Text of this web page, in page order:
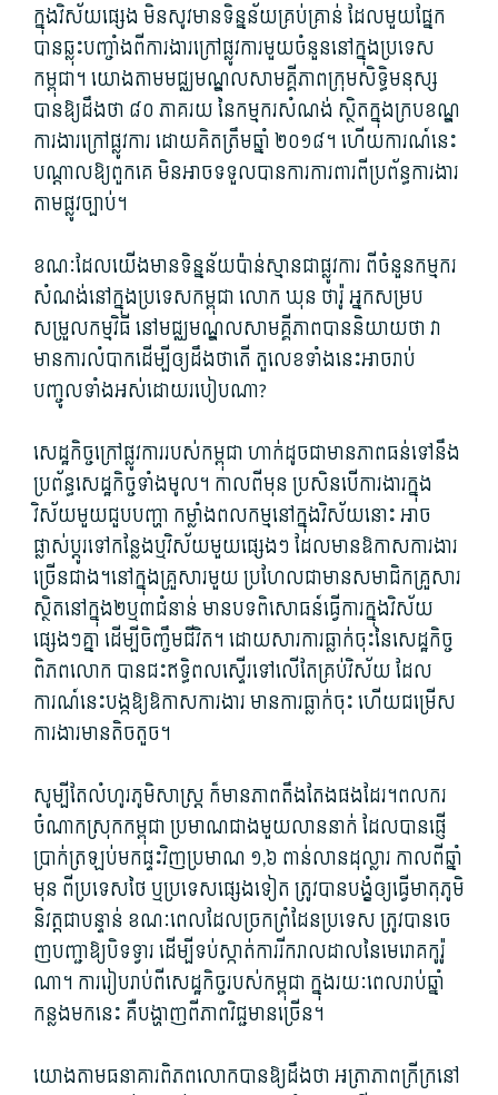
ក្នុង​វិស័យ​ផ្សេង មិនសូវ​មាន​ទិន្នន័យ​គ្រប់គ្រាន់ ដែល​មួយ​ផ្នែក​
បាន​ឆ្លុះបញ្ចាំង​ពី​ការងារ​ក្រៅផ្លូវការ​មួយចំនួន​នៅក្នុង​ប្រទេស​
កម្ពុជា។ យោង​តាម​មជ្ឈមណ្ឌល​សាមគ្គីភាព​ក្រុ​មសិ​ទិ្ធ​មនុស្ស​
បានឱ្យ​ដឹង​ថា ៨០ ភាគរយ នៃ​កម្មករ​សំណង់ ស្ថិត​ក្នុង​ក្របខណ្ឌ​
ការងារ​ក្រៅផ្លូវការ ដោយ​គិត​ត្រឹម​ឆ្នាំ ២០១៨។ ហើយ​ការណ៍​នេះ​
បណ្តាល​ឱ្យ​ពួក​គេ មិន​អាច​ទទួល​បានការ​ការពារ​ពី​ប្រព័ន្ធ​ការងារ​
តាមផ្លូវ​ច្បាប់។
ខណៈ​ដែល​យើង​មាន​ទិន្នន័យ​ប៉ាន់ស្មាន​ជា​ផ្លូវការ ពី​ចំនួន​កម្មករ​
សំណង់​នៅក្នុង​ប្រទេស​កម្ពុជា លោក ឃុន ថា​រ៉ូ អ្នកសម្រប
សម្រួល​កម្មវិធី នៅ​មជ្ឈមណ្ឌល​សាមគ្គីភាព​បាន​និយាយ​ថា វា​
មានការ​លំបាក​ដើម្បីឲ្យ​ដឹង​ថា​តើ តួលេខ​ទាំងនេះ​អាច​រាប់
បញ្ចូល​ទាំងអស់​ដោយ​របៀបណា​?
សេដ្ឋកិច្ច​ក្រៅផ្លូវការ​របស់​កម្ពុជា ហាក់ដូចជា​មាន​ភាព​ធន់​ទៅ​នឹង​
ប្រព័ន្ធ​សេដ្ឋកិច្ច​ទាំងមូល។ កាលពីមុន ប្រសិនបើ​ការងារ​ក្នុង​
វិស័យ​មួយ​ជួប​បញ្ហា កម្លាំង​ពលកម្ម​នៅក្នុង​វិស័យ​នោះ អាច​
ផ្លាស់​ប្តូរ​ទៅ​កន្លែង​ឬវិស័យ​មួយ​ផ្សេង​ៗ ដែល​មានឱកាស​ការងារ​
ច្រើនជាង។នៅក្នុង​គ្រួសារ​មួយ ប្រហែលជា​មាន​សមាជិក​គ្រួសារ
ស្ថិតនៅ​ក្នុង២ឬ៣ជំនាន់ មានបទពិសោធន៍​ធ្វើការ​ក្នុង​វិ​ស័យ​
ផ្សេង​ៗគ្នា ដើម្បី​ចិញ្ចឹមជីវិត។ ដោយសារ​ការ​ធ្លាក់ចុះ​នៃ​សេដ្ឋកិច្ច​
ពិភពលោក បាន​ជះឥទ្ធិពល​ស្ទើរ​ទៅលើ​តែ​គ្រប់​វិស័យ ដែល​
ការណ៍​នេះ​បង្ក​ឱ្យ​ឱកាស​ការងារ មានការ​ធ្លាក់ចុះ ហើយ​ជម្រើស​
ការងារ​មាន​តិចតួច។
សូម្បីតែ​លំហូរ​ភូមិសាស្ត្រ ក៏​មាន​ភាព​តឹងតែង​ផង​ដែរ។ពលករ​
ចំណាកស្រុក​កម្ពុជា ប្រមាណ​ជាង​មួយ​លាន​នាក់ ដែល​បាន​ផ្ញើ​
ប្រាក់​ត្រឡប់​មក​ផ្ទះ​វិញ​ប្រមាណ ១,៦ ពាន់​លាន​ដុល្លារ កាលពី​ឆ្នាំ
មុន ពី​ប្រទេស​ថៃ ឬប្រទេស​ផ្សេងទៀត ត្រូវ​បាន​បង្ខំឲ្យ​ធ្វើ​មាតុភូមិ​
និវត្ត​ជាបន្ទាន់ ខណៈ​ពេល​ដែល​ច្រកព្រំដែន​ប្រទេស ត្រូវ​បាន​ចេ​
ញ​បញ្ជា​ឱ្យ​បិទទ្វារ ដើម្បី​ទប់ស្កាត់​ការ​រីក​រាលដាល​នៃ​មេរោគ​កូ​រ៉ូ​
ណា។ ការ​រៀបរាប់​ពី​សេដ្ឋកិច្ច​របស់​កម្ពុជា ក្នុងរយៈពេល​រាប់​ឆ្នាំ​
កន្លងមក​នេះ គឺ​បង្ហាញ​ពី​ភាព​វិជ្ជមាន​ច្រើន។
យោង​តាម​ធនាគារពិភពលោក​បានឱ្យ​ដឹង​ថា អត្រា​ភាព​ក្រីក្រ​នៅ​